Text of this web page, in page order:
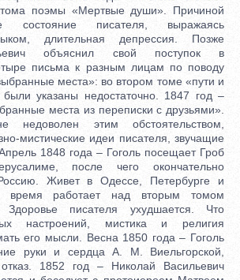
тома поэмы «Мертвые души». Причиной
состояние писателя, выражаясь
длительная депрессия. Позже
объяснил свой поступок в
письма к разным лицам по поводу
места»: во втором томе «пути и
указаны недостаточно. 1847 год –
места из переписки с друзьями».
недоволен этим обстоятельством,
мистические идеи писателя, звучащие
1848 года – Гоголь посещает Гроб
после чего окончательно
Живет в Одессе, Петербурге и
время работает над вторым томом
писателя ухудшается. Что
настроений, мистика и религия
его мысли. Весна 1850 года – Гоголь
руки и сердца А. М. Виельгорской,
1852 год – Николай Васильевич